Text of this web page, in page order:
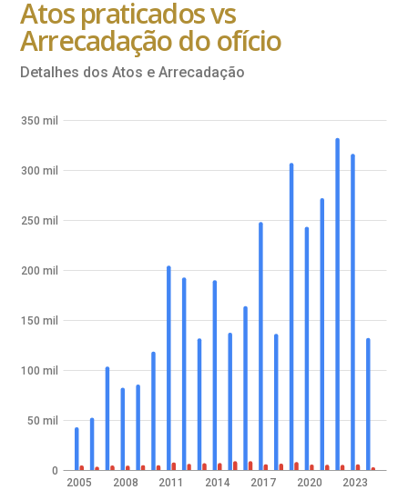
Atos praticados vs
Arrecadação do ofício
Detalhes dos Atos e Arrecadação
2005 2008 2011 2014 2017 2020 2023
0
50 mil
100 mil
150 mil
200 mil
250 mil
300 mil
350 mil